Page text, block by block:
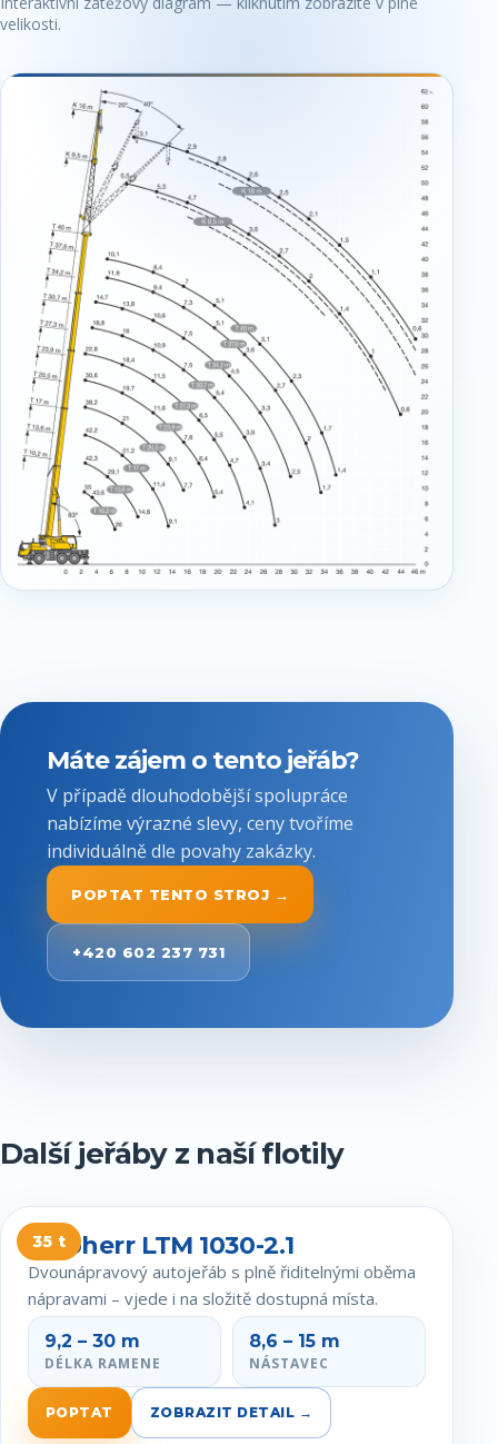
velikosti.
Máte zájem o tento jeřáb?
V případě dlouhodobější spolupráce
nabízíme výrazné slevy, ceny tvoříme
individuálně dle povahy zakázky.
POPTAT TENTO STROJ →
+420 602 237 731
Další jeřáby z naší flotily
35 t
Liebherr LTM 1030-2.1
Dvounápravový autojeřáb s plně řiditelnými oběma
nápravami – vjede i na složitě dostupná místa.
9,2 – 30 m
DÉLKA RAMENE
8,6 – 15 m
NÁSTAVEC
POPTAT ZOBRAZIT DETAIL →